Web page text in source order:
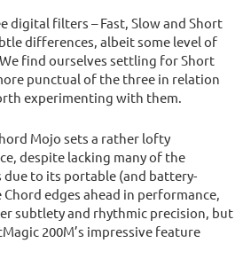
digital filters – Fast, Slow and Short
differences, albeit some level of
find ourselves settling for Short
punctual of the three in relation
experimenting with them.
Mojo sets a rather lofty
despite lacking many of the
due to its portable (and battery-
edges ahead in performance,
subtlety and rhythmic precision, but
200M’s impressive feature